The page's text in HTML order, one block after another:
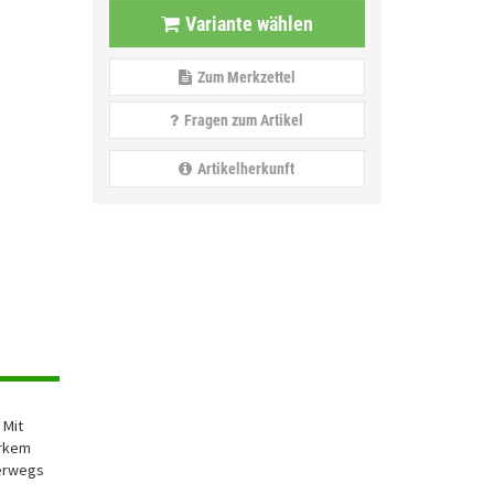
Variante wählen
Zum Merkzettel
Fragen zum Artikel
Artikelherkunft